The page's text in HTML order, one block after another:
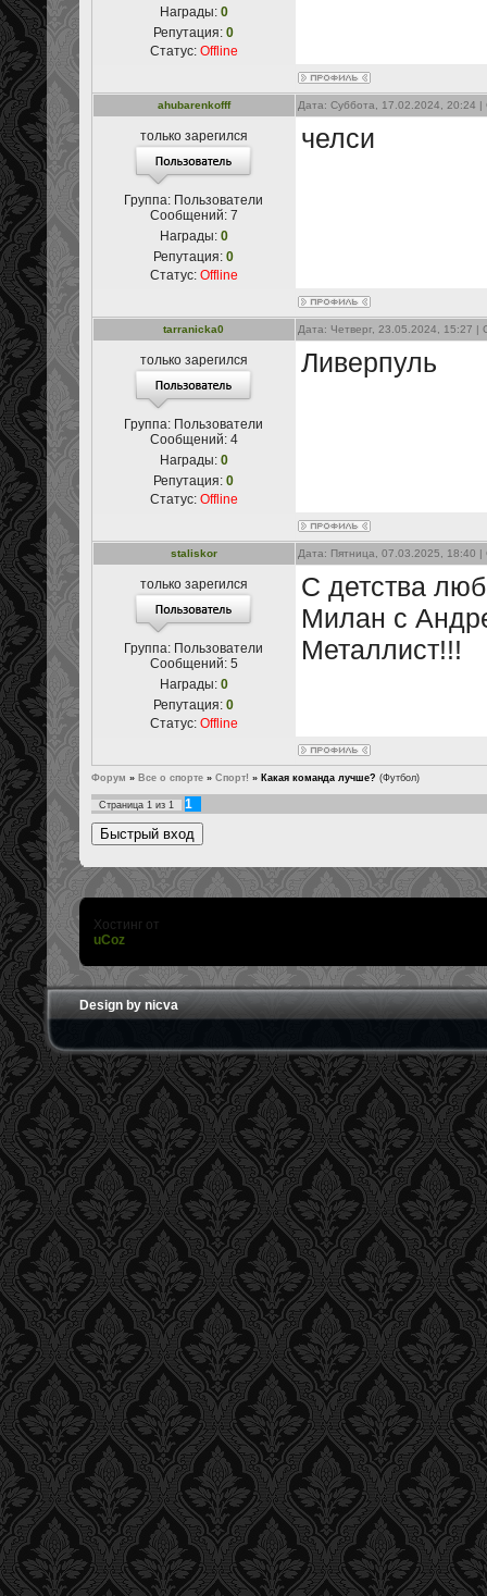
Награды: 0
Репутация: 0
Статус: Offline
ahubarenkofff Дата: Суббота, 17.02.2024, 20:24
только зарегился
Группа: Пользователи
Сообщений: 7
Награды: 0
Репутация: 0
Статус: Offline
челси
tarranicka0 Дата: Четверг, 23.05.2024, 15:27
только зарегился
Группа: Пользователи
Сообщений: 4
Награды: 0
Репутация: 0
Статус: Offline
Ливерпуль
staliskor Дата: Пятница, 07.03.2025, 18:40
только зарегился
Группа: Пользователи
Сообщений: 5
Награды: 0
Репутация: 0
Статус: Offline
С детства
Милан с
Металлист!!!
Форум » Все о спорте » Спорт! » Какая команда лучше? (Футбол)
Страница 1из 1 1
Хостинг от
uCoz
Design by nicva